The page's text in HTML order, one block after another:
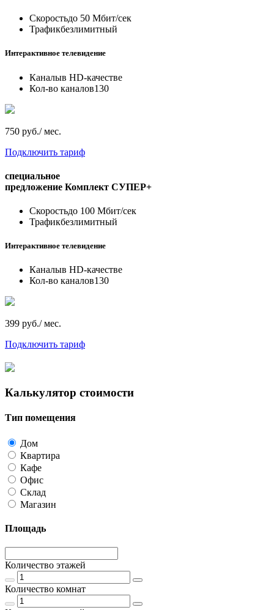
Скоростьдо 50 Мбит/сек
Трафикбезлимитный
Интерактивное телевидение
Каналыв HD-качестве
Кол-во каналов130
750 руб./ мес.
Подключить тариф
специальное
предложение Комплект СУПЕР+
Скоростьдо 100 Мбит/сек
Трафикбезлимитный
Интерактивное телевидение
Каналыв HD-качестве
Кол-во каналов130
399 руб./ мес.
Подключить тариф
Калькулятор стоимости
Тип помещения
Дом
Квартира
Кафе
Офис
Склад
Магазин
Площадь
Количество этажей
Количество комнат